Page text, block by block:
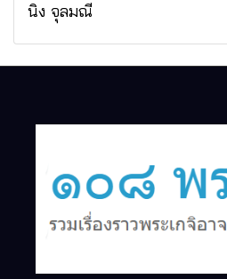
นิง จุลมณี